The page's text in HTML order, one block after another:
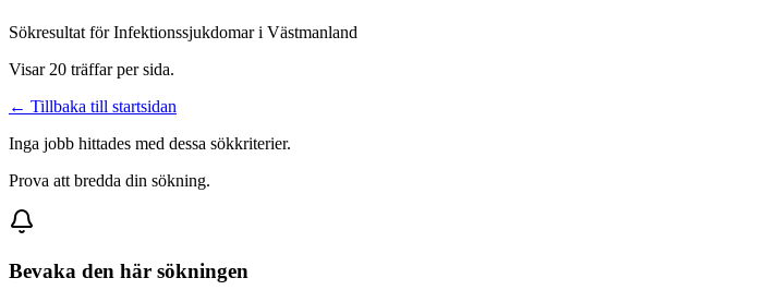
Sökresultat förInfektionssjukdomar i Västmanland
Visar 20 träffar per sida.
← Tillbaka till startsidan
Inga jobb hittades med dessa sökkriterier.
Prova att bredda din sökning.
Bevaka den här sökningen